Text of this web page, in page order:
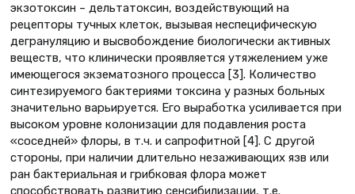
экзотоксин – дельтатоксин, воздействующий на
рецепторы тучных клеток, вызывая неспецифическую
дегрануляцию и высвобождение биологически активных
веществ, что клинически проявляется утяжелением уже
имеющегося экзематозного процесса [3]. Количество
синтезируемого бактериями токсина у разных больных
значительно варьируется. Его выработка усиливается при
высоком уровне колонизации для подавления роста
«соседней» флоры, в т.ч. и сапрофитной [4]. С другой
стороны, при наличии длительно незаживающих язв или
ран бактериальная и грибковая флора может
способствовать развитию сенсибилизации, т.е.